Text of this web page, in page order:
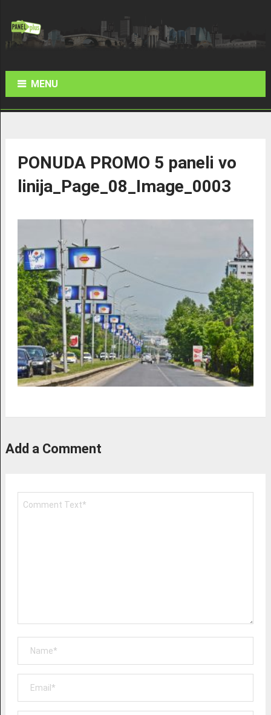
MENU
PONUDA PROMO 5 paneli vo
linija_Page_08_Image_0003
Add a Comment